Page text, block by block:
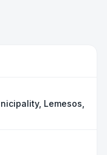
Lemesos​,